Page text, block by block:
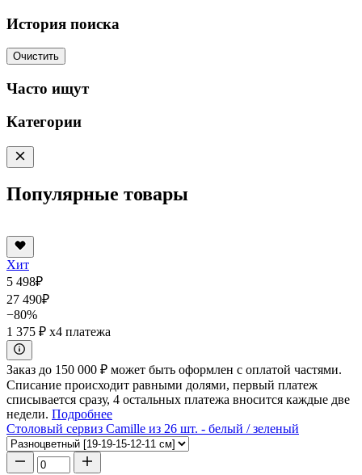
История поиска
Очистить
Часто ищут
Категории
Популярные товары
Хит
5 498₽
27 490₽
−80%
1 375 ₽ x4 платежа
Заказ до 150 000 ₽ может быть оформлен с оплатой частями.
Списание происходит равными долями, первый платеж
списывается сразу, 4 остальных платежа вносится каждые две
недели. Подробнее
Столовый сервиз Camille из 26 шт. - белый / зеленый